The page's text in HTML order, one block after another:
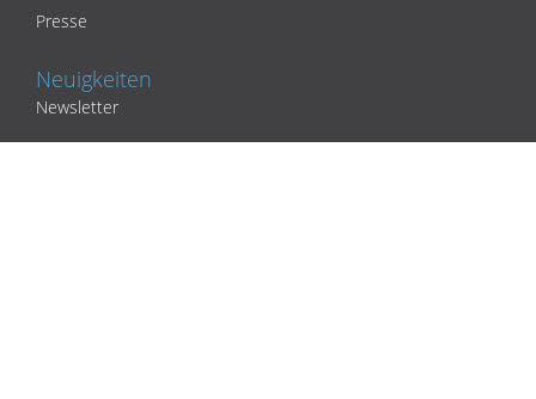
Presse
Neuigkeiten
Newsletter